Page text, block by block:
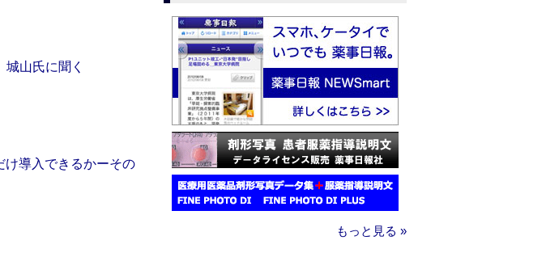
山氏に聞く
け導入できるかーその
もっと見る »